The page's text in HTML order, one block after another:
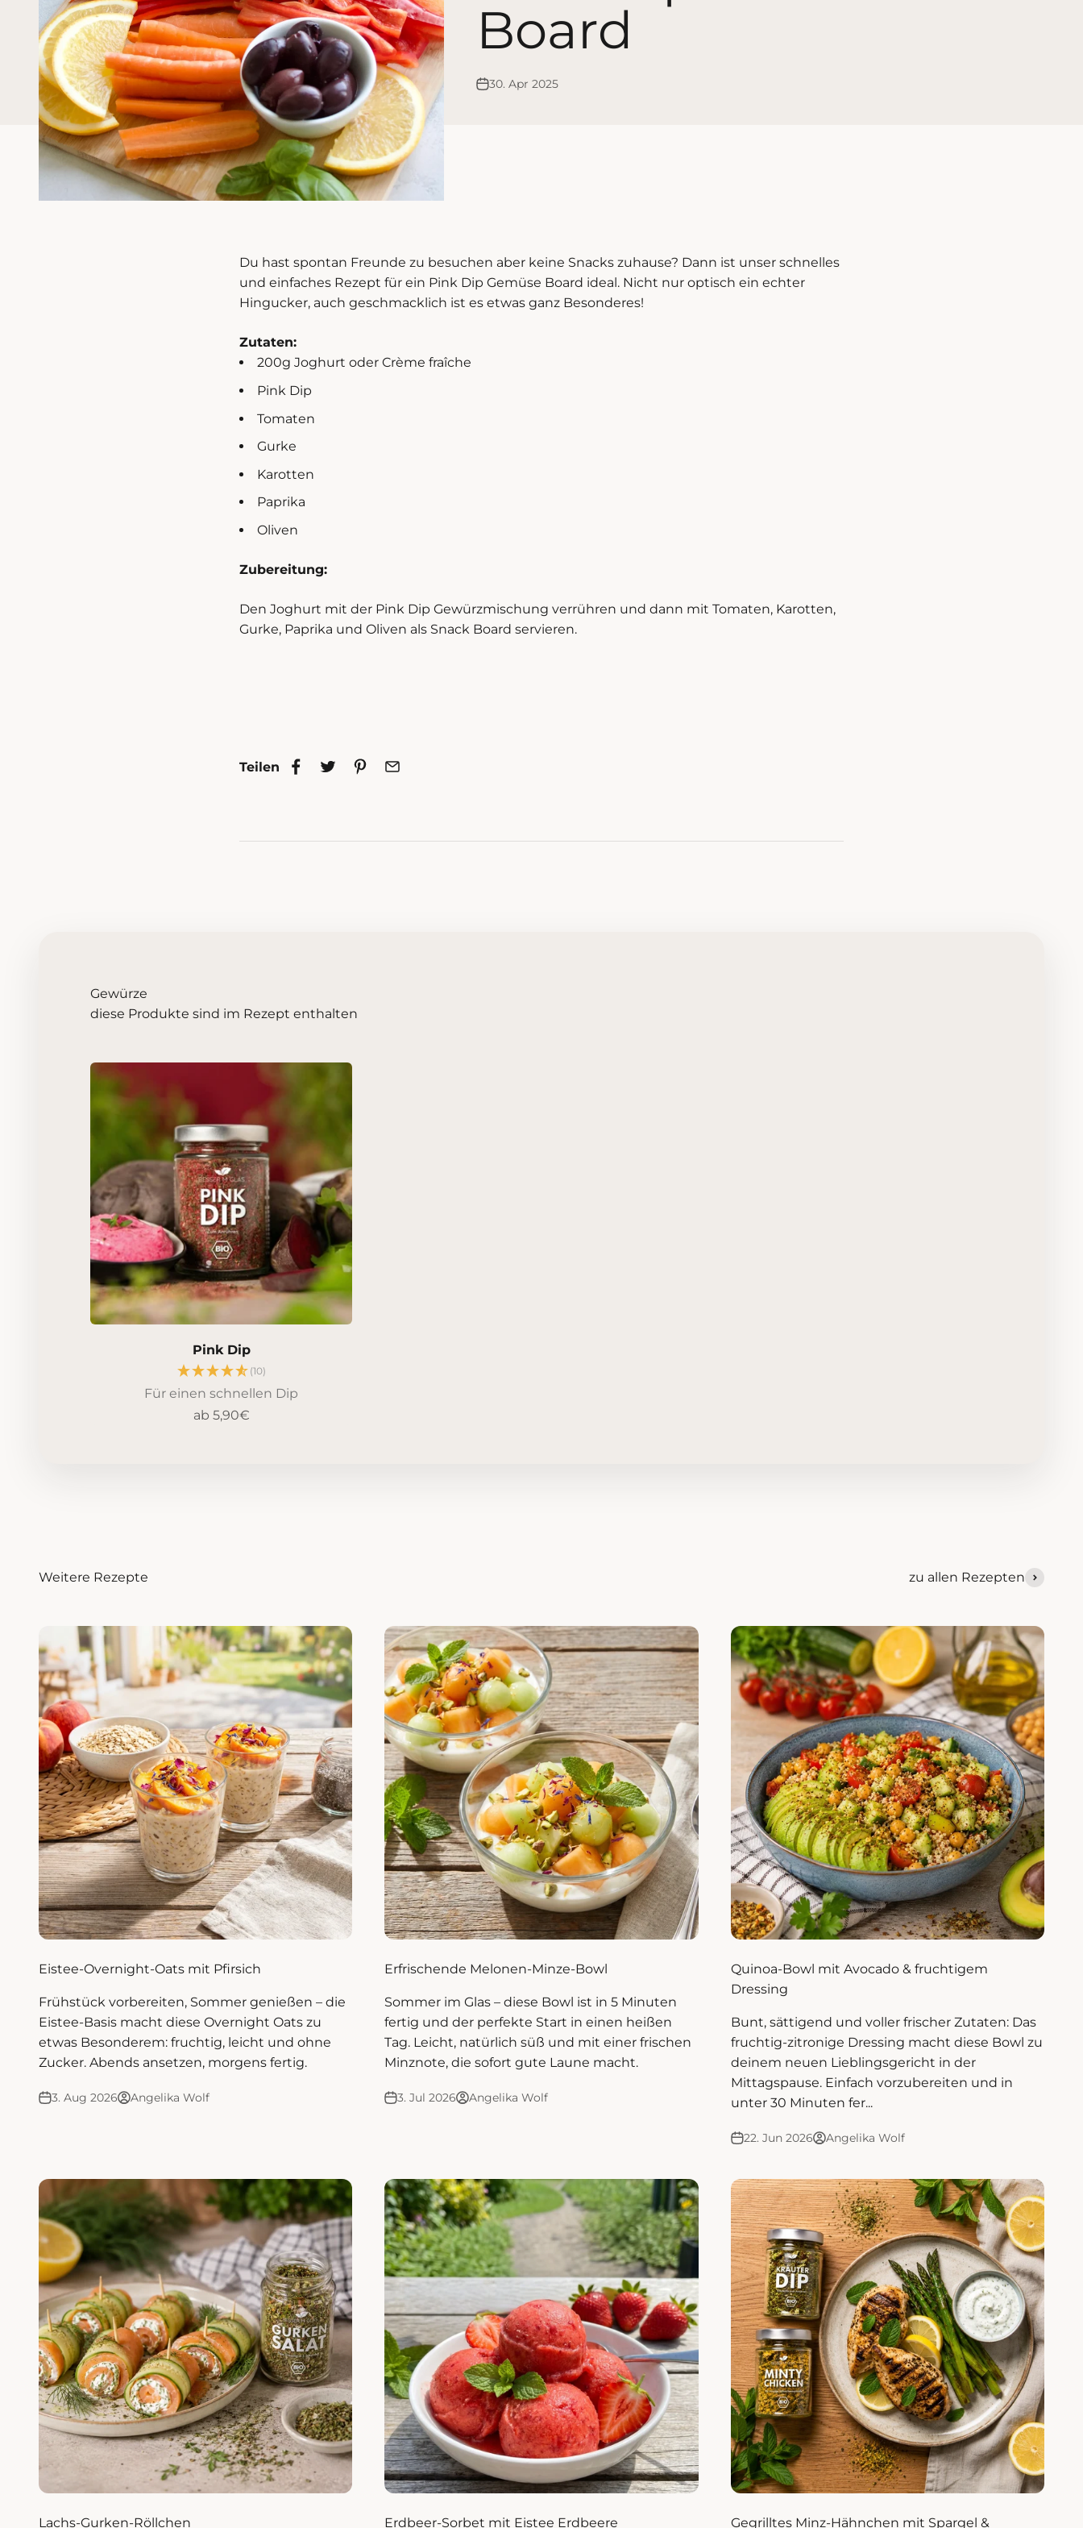
Board
30. Apr 2025
Du hast spontan Freunde zu besuchen aber keine Snacks zuhause? Dann ist unser schnelles
und einfaches Rezept für ein Pink Dip Gemüse Board ideal. Nicht nur optisch ein echter
Hingucker, auch geschmacklich ist es etwas ganz Besonderes!
Zutaten:
200g Joghurt oder Crème fraîche
Pink Dip
Tomaten
Gurke
Karotten
Paprika
Oliven
Zubereitung:
Den Joghurt mit der Pink Dip Gewürzmischung verrühren und dann mit Tomaten, Karotten,
Gurke, Paprika und Oliven als Snack Board servieren.
Teilen
Gewürze
diese Produkte sind im Rezept enthalten
Pink Dip
(10)
Für einen schnellen Dip
Angebot
ab 5,90€
Weitere Rezepte zu allen Rezepten
Eistee-Overnight-Oats mit Pfirsich
Frühstück vorbereiten, Sommer genießen – die
Eistee-Basis macht diese Overnight Oats zu
etwas Besonderem: fruchtig, leicht und ohne
Zucker. Abends ansetzen, morgens fertig.
3. Aug 2026 Angelika Wolf
Erfrischende Melonen-Minze-Bowl
Sommer im Glas – diese Bowl ist in 5 Minuten
fertig und der perfekte Start in einen heißen
Tag. Leicht, natürlich süß und mit einer frischen
Minznote, die sofort gute Laune macht.
3. Jul 2026 Angelika Wolf
Quinoa-Bowl mit Avocado & fruchtigem
Dressing
Bunt, sättigend und voller frischer Zutaten: Das
fruchtig-zitronige Dressing macht diese Bowl zu
deinem neuen Lieblingsgericht in der
Mittagspause. Einfach vorzubereiten und in
unter 30 Minuten fer...
22. Jun 2026 Angelika Wolf
Lachs-Gurken-Röllchen Erdbeer-Sorbet mit Eistee Erdbeere Gegrilltes Minz-Hähnchen mit Spargel &